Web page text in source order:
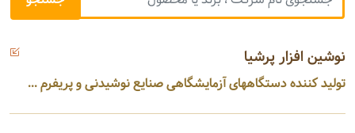
نوشین افزار پرشیا
تولید کننده دستگاههای آزمایشگاهی صنایع نوشیدنی و پریفرم ...